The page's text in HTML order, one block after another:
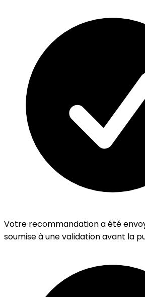
Votre recommandation a été
soumise à une validation avant la